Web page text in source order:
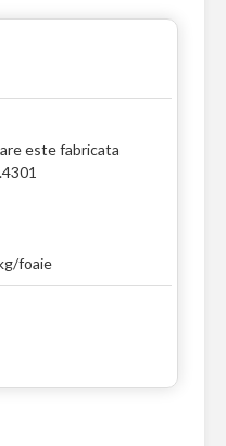
este fabricata
foaie